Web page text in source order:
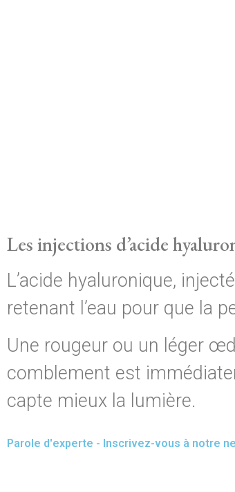
Les injections d’acide
L’acide hyaluronique,
retenant l’eau pour que la
Une rougeur ou un léger
comblement est
capte mieux la lumière.
Parole d'experte - Inscrivez-vous à notre